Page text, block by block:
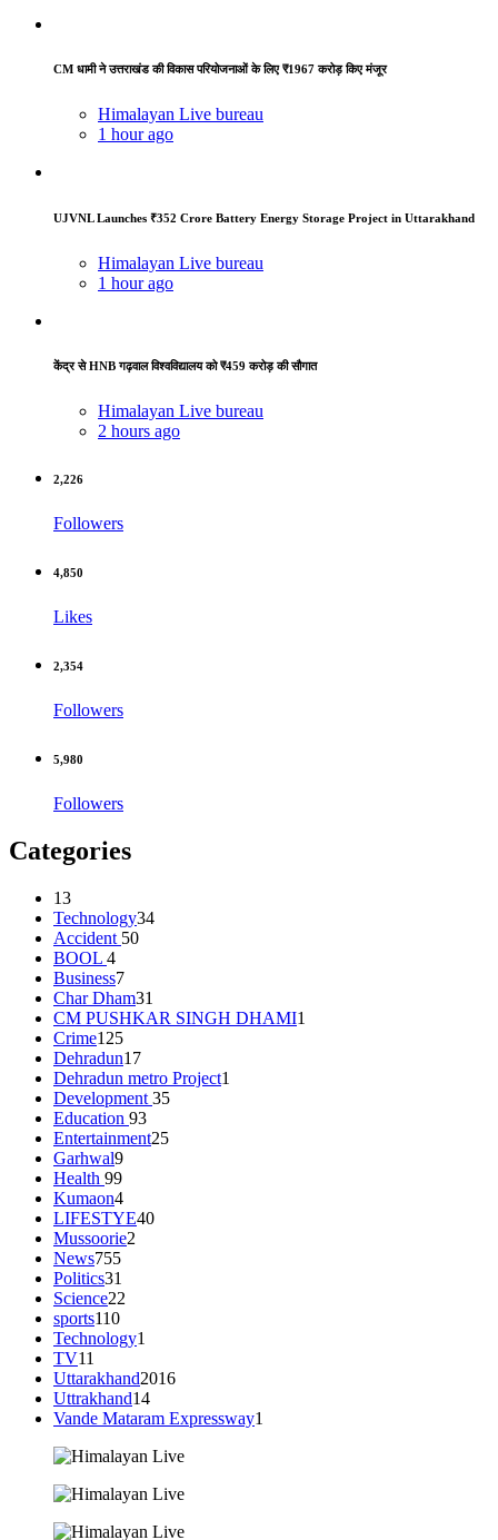
CM धामी ने उत्तराखंड की विकास परियोजनाओं के लिए ₹1967 करोड़ किए मंजूर
Himalayan Live bureau
1 hour ago
UJVNL Launches ₹352 Crore Battery Energy Storage Project in Uttarakhand
Himalayan Live bureau
1 hour ago
केंद्र से HNB गढ़वाल विश्वविद्यालय को ₹459 करोड़ की सौगात
Himalayan Live bureau
2 hours ago
2,226
Followers
4,850
Likes
2,354
Followers
5,980
Followers
Categories
13
Technology34
Accident 50
BOOL 4
Business7
Char Dham31
CM PUSHKAR SINGH DHAMI1
Crime125
Dehradun17
Dehradun metro Project1
Development 35
Education 93
Entertainment25
Garhwal9
Health 99
Kumaon4
LIFESTYE40
Mussoorie2
News755
Politics31
Science22
sports110
Technology1
TV11
Uttarakhand2016
Uttrakhand14
Vande Mataram Expressway1